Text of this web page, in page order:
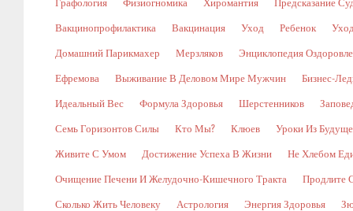
Графология Физиогномика Хиромантия Предсказание
Вакцинопрофилактика Вакцинация Уход Ребенок
Домашний Парикмахер Мерзляков Энциклопедия
Ефремова Выживание В Деловом Мире Мужчин Бизнес-
Идеальный Вес Формула Здоровья Шерстенников
Семь Горизонтов Силы Кто Мы? Клюев Уроки Из
Живите С Умом Достижение Успеха В Жизни Не Хлебом
Очищение Печени И Желудочно-Кишечного Тракта Продлите
Сколько Жить Человеку Астрология Энергия Здоровья